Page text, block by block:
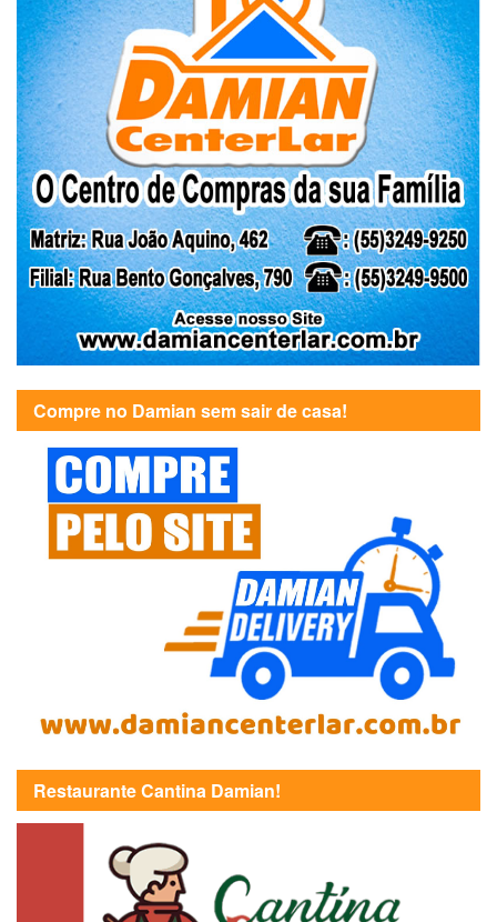
Compre no Damian sem sair de casa!
Restaurante Cantina Damian!